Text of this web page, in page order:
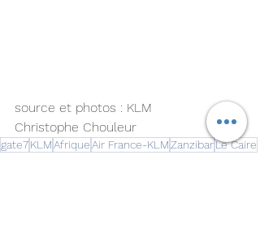
source et photos : KLM
Christophe Chouleur
gate7KLMAfriqueAir France-KLMZanzibarLe Caire